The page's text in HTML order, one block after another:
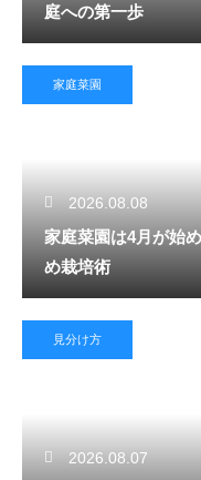
庭への第一歩
家庭菜園
2026.08.08
家庭菜園は4月が始
め栽培術
見分け方
2026.08.07